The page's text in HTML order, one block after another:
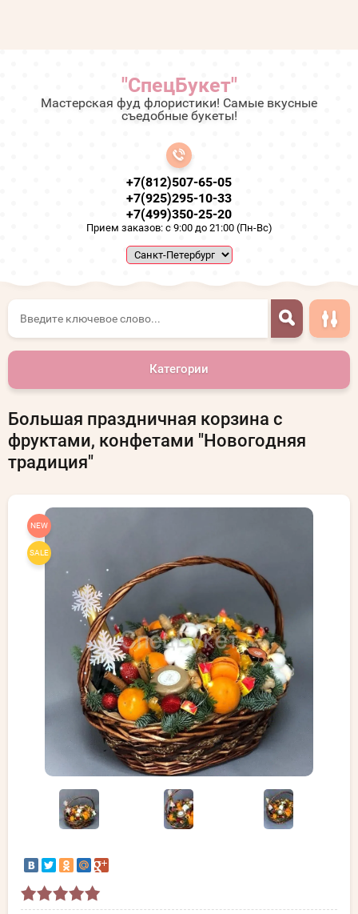
"СпецБукет"
Мастерская фуд флористики! Самые вкусные
съедобные букеты!
+7(812)507-65-05
+7(925)295-10-33
+7(499)350-25-20
Прием заказов: с 9:00 до 21:00 (Пн-Вс)
Категории
Большая праздничная корзина с
фруктами, конфетами "Новогодняя
традиция"
NEW
SALE